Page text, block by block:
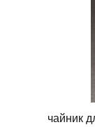
чайник